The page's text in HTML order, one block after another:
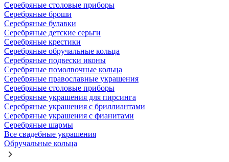
Серебряные столовые приборы
Серебряные броши
Серебряные булавки
Серебряные детские серьги
Серебряные крестики
Серебряные обручальные кольца
Серебряные подвески иконы
Серебряные помолвочные кольца
Серебряные православные украшения
Серебряные столовые приборы
Серебряные украшения для пирсинга
Серебряные украшения с бриллиантами
Серебряные украшения с фианитами
Серебряные шармы
Все свадебные украшения
Обручальные кольца